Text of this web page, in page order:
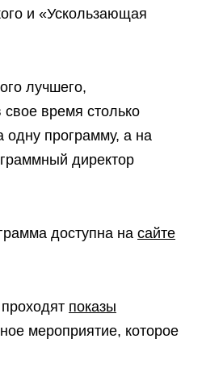
и «Ускользающая
лучшего,
время столько
одну программу, а на
директор
доступна на сайте
показы
мероприятие, которое